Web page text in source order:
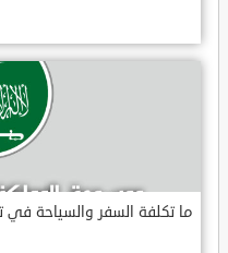
ما تكلفة السفر والسياحة في